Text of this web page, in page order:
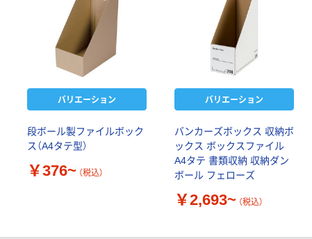
バリエーション
段ボール製ファイルボック
ス（A4タテ型）
￥376~ （税込）
バリエーション
バンカーズボックス 収納ボ
ックス ボックスファイル
A4タテ 書類収納 収納ダン
ボール フェローズ
￥2,693~ （税込）